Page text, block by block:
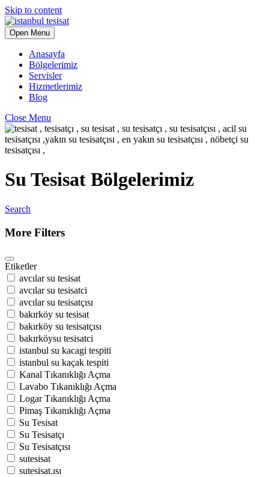
Skip to content
Open Menu
Anasayfa
Bölgelerimiz
Servisler
Hizmetlerimiz
Blog
Close Menu
Su Tesisat Bölgelerimiz
Search
More Filters
Etiketler
avcılar su tesisat
avcılar su tesisatci
avcılar su tesisatçısı
bakırköy su tesisat
bakırköy su tesisatçısı
bakırköysu tesisatci
istanbul su kacagi tespiti
istanbul su kaçak tespiti
Kanal Tıkanıklığı Açma
Lavabo Tıkanıklığı Açma
Logar Tıkanıklığı Açma
Pimaş Tıkanıklığı Açma
Su Tesisat
Su Tesisatçı
Su Tesisatçısı
sutesisat
sutesisat.ısı